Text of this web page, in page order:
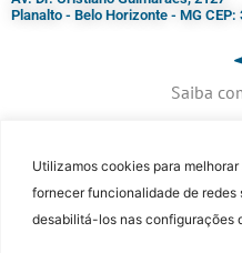
Utilizamos cookies para
fornecer funcionalidade de redes
desabilitá-los nas configurações
Planalto - Belo Horizonte - MG CEP:
Saiba
+ 55